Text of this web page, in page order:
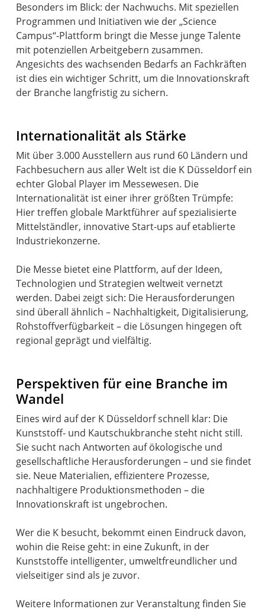
Besonders im Blick: der Nachwuchs. Mit speziellen
Programmen und Initiativen wie der „Science
Campus“-Plattform bringt die Messe junge Talente
mit potenziellen Arbeitgebern zusammen.
Angesichts des wachsenden Bedarfs an Fachkräften
ist dies ein wichtiger Schritt, um die Innovationskraft
der Branche langfristig zu sichern.
Internationalität als Stärke
Mit über 3.000 Ausstellern aus rund 60 Ländern und
Fachbesuchern aus aller Welt ist die K Düsseldorf ein
echter Global Player im Messewesen. Die
Internationalität ist einer ihrer größten Trümpfe:
Hier treffen globale Marktführer auf spezialisierte
Mittelständler, innovative Start-ups auf etablierte
Industriekonzerne.
Die Messe bietet eine Plattform, auf der Ideen,
Technologien und Strategien weltweit vernetzt
werden. Dabei zeigt sich: Die Herausforderungen
sind überall ähnlich – Nachhaltigkeit, Digitalisierung,
Rohstoffverfügbarkeit – die Lösungen hingegen oft
regional geprägt und vielfältig.
Perspektiven für eine Branche im
Wandel
Eines wird auf der K Düsseldorf schnell klar: Die
Kunststoff- und Kautschukbranche steht nicht still.
Sie sucht nach Antworten auf ökologische und
gesellschaftliche Herausforderungen – und sie findet
sie. Neue Materialien, effizientere Prozesse,
nachhaltigere Produktionsmethoden – die
Innovationskraft ist ungebrochen.
Wer die K besucht, bekommt einen Eindruck davon,
wohin die Reise geht: in eine Zukunft, in der
Kunststoffe intelligenter, umweltfreundlicher und
vielseitiger sind als je zuvor.
Weitere Informationen zur Veranstaltung finden Sie